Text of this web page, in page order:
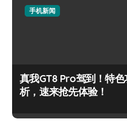
手机新闻
真我GT8 Pro驾到！特
析，速来抢先体验！